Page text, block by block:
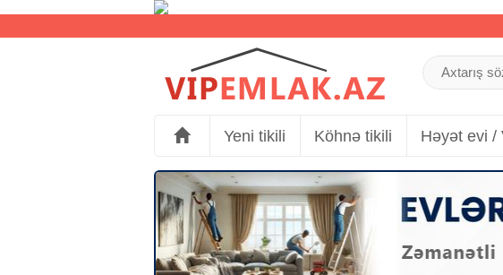
Yeni tikili Köhnə tikili Həyət evi /